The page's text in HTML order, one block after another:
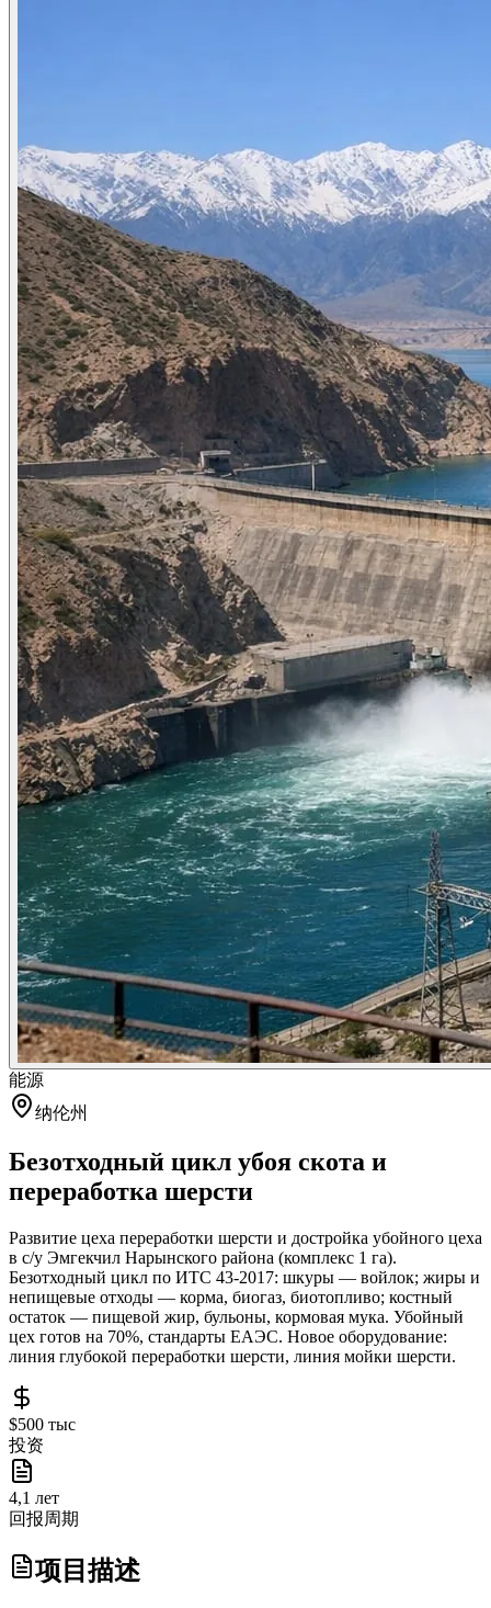
能源
纳伦州
Безотходный цикл убоя скота и
переработка шерсти
Развитие цеха переработки шерсти и достройка убойного цеха
в с/у Эмгекчил Нарынского района (комплекс 1 га).
Безотходный цикл по ИТС 43-2017: шкуры — войлок; жиры и
непищевые отходы — корма, биогаз, биотопливо; костный
остаток — пищевой жир, бульоны, кормовая мука. Убойный
цех готов на 70%, стандарты ЕАЭС. Новое оборудование:
линия глубокой переработки шерсти, линия мойки шерсти.
$500 тыс
投资
4,1 лет
回报周期
项目描述